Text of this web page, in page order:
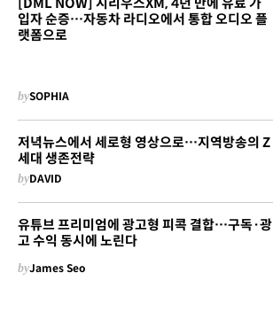
입자 순증…자동차 라디오에서 통합 오디오 플
랫폼으로
bySOPHIA
저녁뉴스에서 세로형 영상으로…지역방송의 Z
세대 생존전략
byDAVID
유튜브 프리미엄에 광고형 피콕 결합…구독·광
고 수익 동시에 노린다
byJames Seo